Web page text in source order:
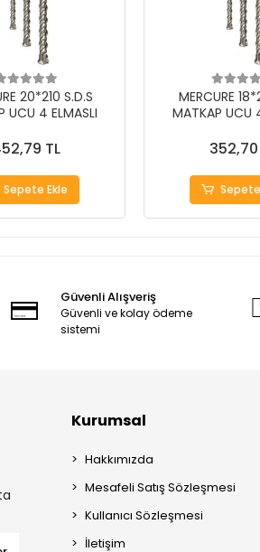
20*210 S.D.S
UCU 4 ELMASLI
TL
Sepete Ekle
MERCURE
MATKAP UCU
352,70
Güvenli Alışveriş
Güvenli ve kolay ödeme
sistemi
Kurumsal
Hakkımızda
Mesafeli Satış Sözleşmesi
Kullanıcı Sözleşmesi
İletişim